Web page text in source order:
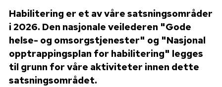
Habilitering er et av våre satsningsområder
i 2026. Den nasjonale veilederen "Gode
helse- og omsorgstjenester" og "Nasjonal
opptrappingsplan for habilitering" legges
til grunn for våre aktiviteter innen dette
satsningsområdet.